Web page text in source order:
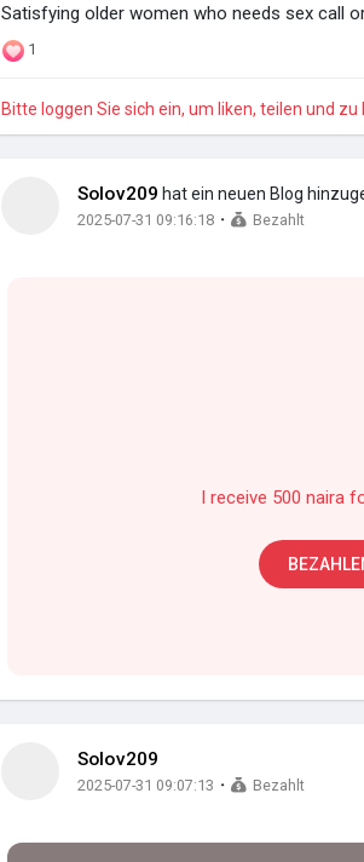
Satisfying older women who needs sex call
1
Bitte loggen Sie sich ein, um liken, teilen und
Solov209 hat ein neuen Blog
2025-07-31 09:16:18 · Bezahlt
I receive 500 naira
Solov209
2025-07-31 09:07:13 · Bezahlt